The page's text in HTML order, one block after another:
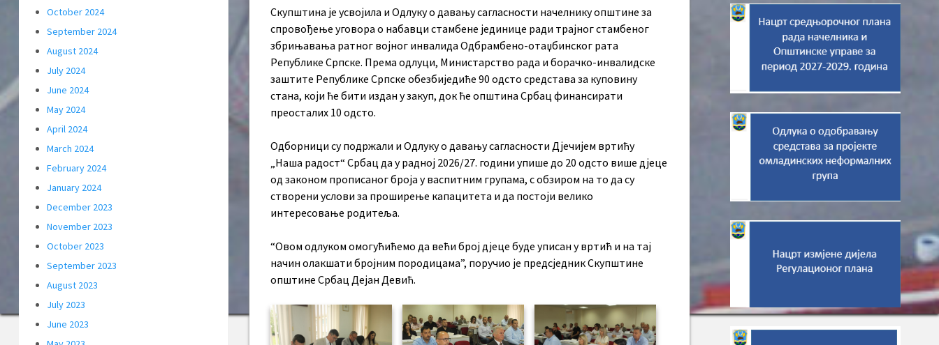
Скупштина је усвојила и Одлуку о давању сагласности начелнику општине за
спровођење уговора о набавци стамбене јединице ради трајног стамбеног
збрињавања ратног војног инвалида Одбрамбено-отаџбинског рата
Републике Српске. Према одлуци, Министарство рада и борачко-инвалидске
заштите Републике Српске обезбиједиће 90 одсто средстава за куповину
стана, који ће бити издан у закуп, док ће општина Србац финансирати
преосталих 10 одсто.
Одборници су подржали и Одлуку о давању сагласности Дјечијем вртићу
„Наша радост“ Србац да у радној 2026/27. години упише до 20 одсто више дјеце
од законом прописаног броја у васпитним групама, с обзиром на то да су
створени услови за проширење капацитета и да постоји велико
интересовање родитеља.
“Овом одлуком омогућићемо да већи број дјеце буде уписан у вртић и на тај
начин олакшати бројним породицама”, поручио је предсједник Скупштине
општине Србац Дејан Девић.
October 2024
September 2024
August 2024
July 2024
June 2024
May 2024
April 2024
March 2024
February 2024
January 2024
December 2023
November 2023
October 2023
September 2023
August 2023
July 2023
June 2023